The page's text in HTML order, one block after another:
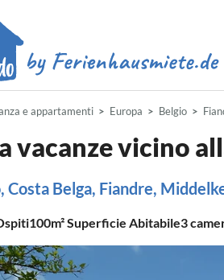
e appartamenti Europa Belgio
vacanze vicino
Costa Belga, Fiandre,
100m²Superficie Abitabile3